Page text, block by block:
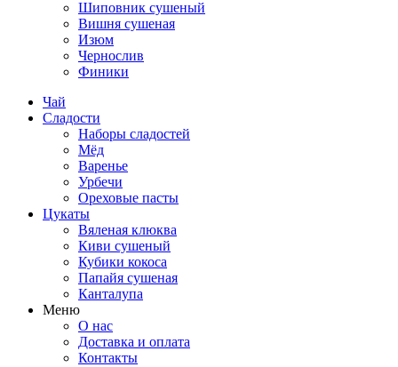
Шиповник сушеный
Вишня сушеная
Изюм
Чернослив
Финики
Чай
Сладости
Наборы сладостей
Мёд
Варенье
Урбечи
Ореховые пасты
Цукаты
Вяленая клюква
Киви сушеный
Кубики кокоса
Папайя сушеная
Канталупа
Меню
О нас
Доставка и оплата
Контакты